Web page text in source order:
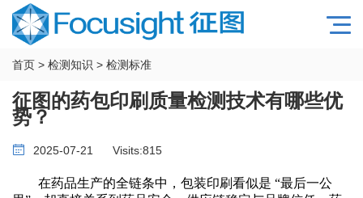
首页 > 检测知识 > 检测标准
征图的药包印刷质量检测技术有哪些优
势？
2025-07-21 Visits:815
在药品生产的全链条中，包装印刷看似是 “最后一公